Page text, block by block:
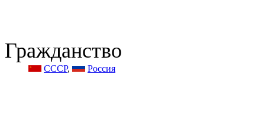
Гражданство
СССР, Россия